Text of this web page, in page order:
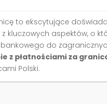
to ekscytujące
kluczowych aspektów, o
do
z płatnościami za
Polski.